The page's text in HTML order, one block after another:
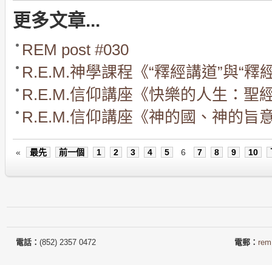
更多文章...
REM post #030
R.E.M.神學課程《“釋經講道”與“釋
R.E.M.信仰講座《快樂的人生：聖
R.E.M.信仰講座《神的國、神的旨
« 最先 前一個 1 2 3 4 5 6 7 8 9 10
電話： (852) 2357 0472 電郵：